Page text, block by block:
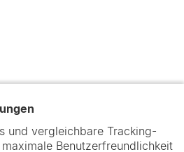
und vergleichbare Tracking-
Benutzerfreundlichkeit